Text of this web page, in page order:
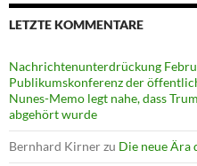
LETZTE KOMMENTARE
Nachrichtenunterdrückung
Publikumskonferenz der
Nunes-Memo legt nahe, dass
abgehört wurde
Bernhard Kirnerzu Die neue Ära